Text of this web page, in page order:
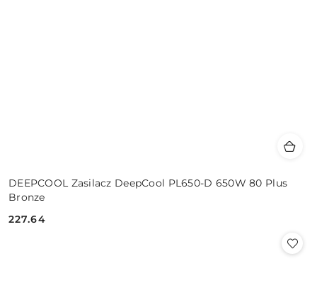
DEEPCOOL Zasilacz DeepCool PL650-D 650W 80 Plus
Bronze
Cena:
227.64